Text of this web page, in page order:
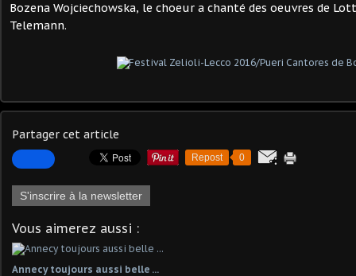
Bozena Wojciechowska, le choeur a chanté des oeuvres de
Telemann.
Partager cet article
Repost 0
S'inscrire à la newsletter
Vous aimerez aussi :
Annecy toujours aussi belle ...